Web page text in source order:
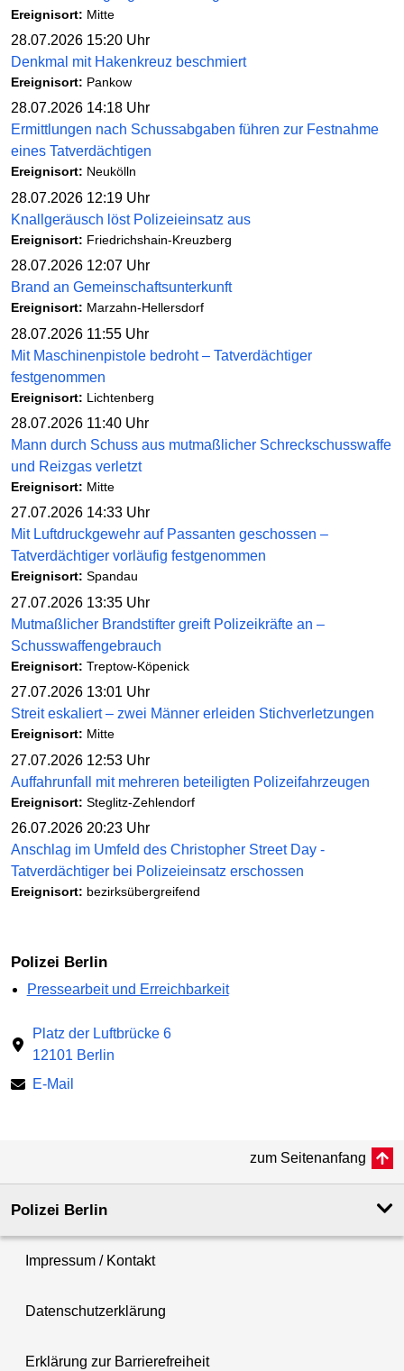
Ereignisort: Mitte
28.07.2026 15:20 Uhr
Denkmal mit Hakenkreuz beschmiert
Ereignisort: Pankow
28.07.2026 14:18 Uhr
Ermittlungen nach Schussabgaben führen zur Festnahme
eines Tatverdächtigen
Ereignisort: Neukölln
28.07.2026 12:19 Uhr
Knallgeräusch löst Polizeieinsatz aus
Ereignisort: Friedrichshain-Kreuzberg
28.07.2026 12:07 Uhr
Brand an Gemeinschaftsunterkunft
Ereignisort: Marzahn-Hellersdorf
28.07.2026 11:55 Uhr
Mit Maschinenpistole bedroht – Tatverdächtiger
festgenommen
Ereignisort: Lichtenberg
28.07.2026 11:40 Uhr
Mann durch Schuss aus mutmaßlicher Schreckschusswaffe
und Reizgas verletzt
Ereignisort: Mitte
27.07.2026 14:33 Uhr
Mit Luftdruckgewehr auf Passanten geschossen –
Tatverdächtiger vorläufig festgenommen
Ereignisort: Spandau
27.07.2026 13:35 Uhr
Mutmaßlicher Brandstifter greift Polizeikräfte an –
Schusswaffengebrauch
Ereignisort: Treptow-Köpenick
27.07.2026 13:01 Uhr
Streit eskaliert – zwei Männer erleiden Stichverletzungen
Ereignisort: Mitte
27.07.2026 12:53 Uhr
Auffahrunfall mit mehreren beteiligten Polizeifahrzeugen
Ereignisort: Steglitz-Zehlendorf
26.07.2026 20:23 Uhr
Anschlag im Umfeld des Christopher Street Day -
Tatverdächtiger bei Polizeieinsatz erschossen
Ereignisort: bezirksübergreifend
Polizei Berlin
Pressearbeit und Erreichbarkeit
Platz der Luftbrücke 6
12101 Berlin
E-Mail
zum Seitenanfang
Polizei Berlin
Impressum / Kontakt
Datenschutzerklärung
Erklärung zur Barrierefreiheit